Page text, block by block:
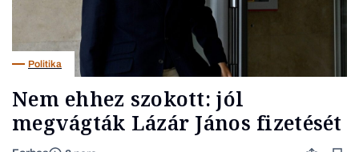
Politika
Nem ehhez szokott: jól
megvágták Lázár János fizetését